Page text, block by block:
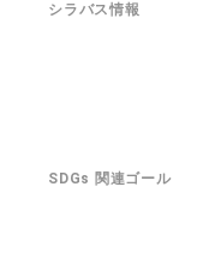
シラバス情報
SDGs 関連ゴール